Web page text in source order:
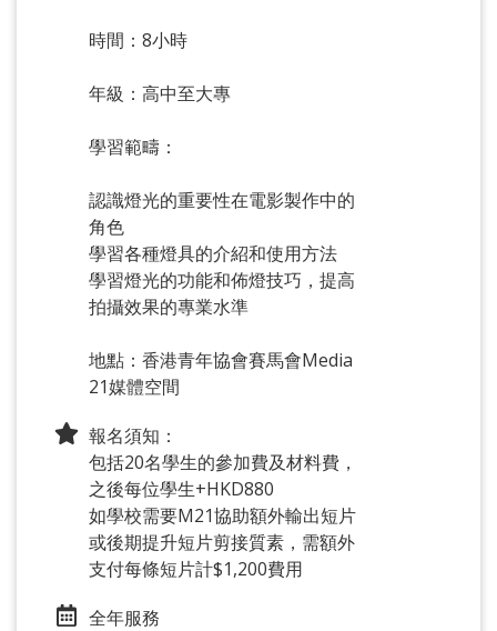
時間：8小時
年級：高中至大專
學習範疇：
認識燈光的重要性在電影製作中的
角色
學習各種燈具的介紹和使用方法
學習燈光的功能和佈燈技巧，提高
拍攝效果的專業水準
地點：香港青年協會賽馬會Media
21媒體空間
報名須知：
包括20名學生的參加費及材料費，
之後每位學生+HKD880
如學校需要M21協助額外輸出短片
或後期提升短片剪接質素，需額外
支付每條短片計$1,200費用
全年服務